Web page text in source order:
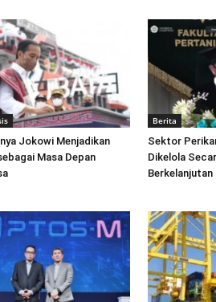
Jokowi Menjadikan
Masa Depan
Berita
Sektor
Dikelola
Berkelanjutan